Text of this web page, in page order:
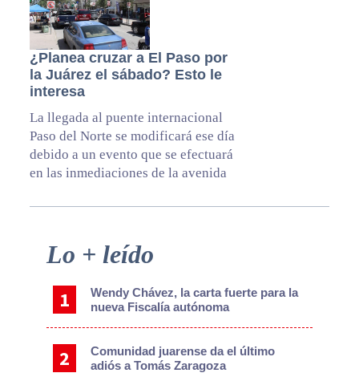
¿Planea cruzar a El Paso por
la Juárez el sábado? Esto le
interesa
La llegada al puente internacional
Paso del Norte se modificará ese día
debido a un evento que se efectuará
en las inmediaciones de la avenida
Primary
Sidebar
Lo + leído
Wendy Chávez, la carta fuerte para la
nueva Fiscalía autónoma
Comunidad juarense da el último
adiós a Tomás Zaragoza